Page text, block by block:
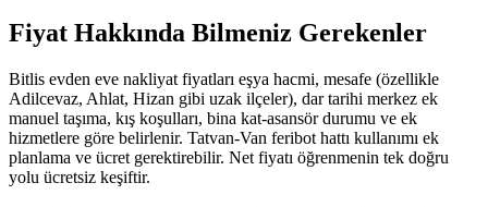
Fiyat Hakkında Bilmeniz Gerekenler
Bitlis evden eve nakliyat fiyatları eşya hacmi, mesafe (özellikle
Adilcevaz, Ahlat, Hizan gibi uzak ilçeler), dar tarihi merkez ek
manuel taşıma, kış koşulları, bina kat-asansör durumu ve ek
hizmetlere göre belirlenir. Tatvan-Van feribot hattı kullanımı ek
planlama ve ücret gerektirebilir. Net fiyatı öğrenmenin tek doğru
yolu ücretsiz keşiftir.